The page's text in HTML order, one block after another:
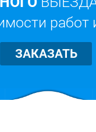
работ
ЗАКАЗАТЬ